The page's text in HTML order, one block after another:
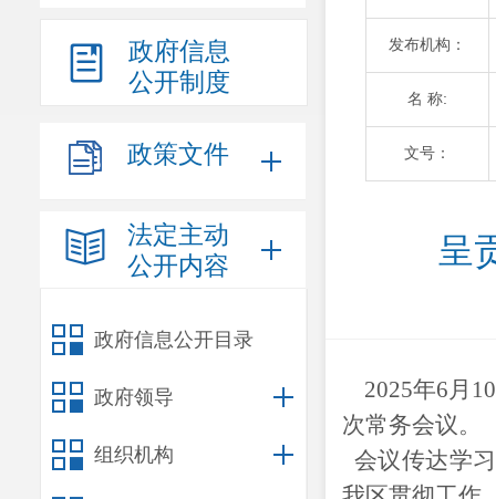
政府信息
公开制度
政策文件
法定主动
公开内容
政府信息公开目录
政府领导
组织机构
发布机构：
名 称:
文号：
呈
2025年6月 10
次常务会议。
会议传达学